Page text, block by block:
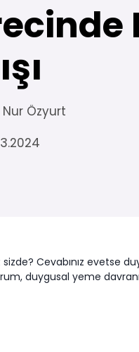
Nur Özyurt
Cevabınız evetse
duygusal yeme